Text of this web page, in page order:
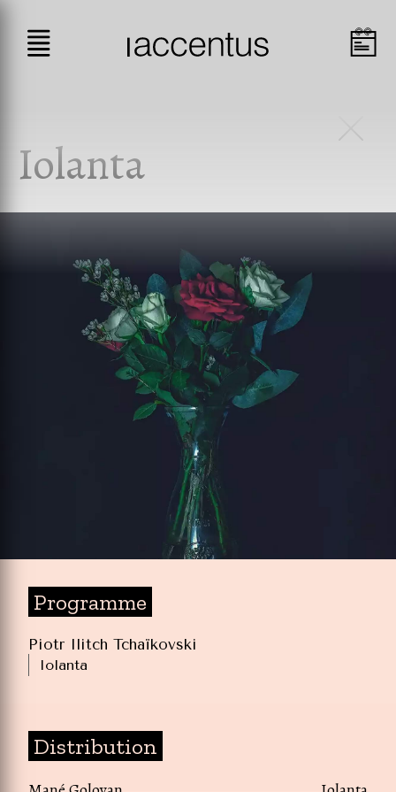
Iolanta
Programme
Piotr Ilitch Tchaïkovski
Iolanta
Distribution